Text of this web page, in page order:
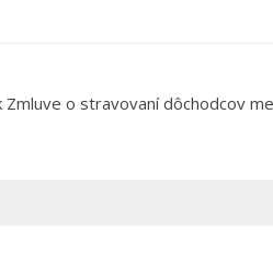
o stravovaní dôchodcov